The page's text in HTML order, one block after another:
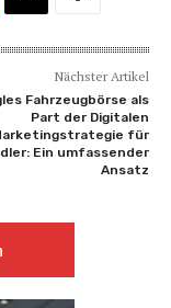
Nächster Artikel
Fahrzeugbörse als
Part der Digitalen
für
Ein umfassender
Ansatz